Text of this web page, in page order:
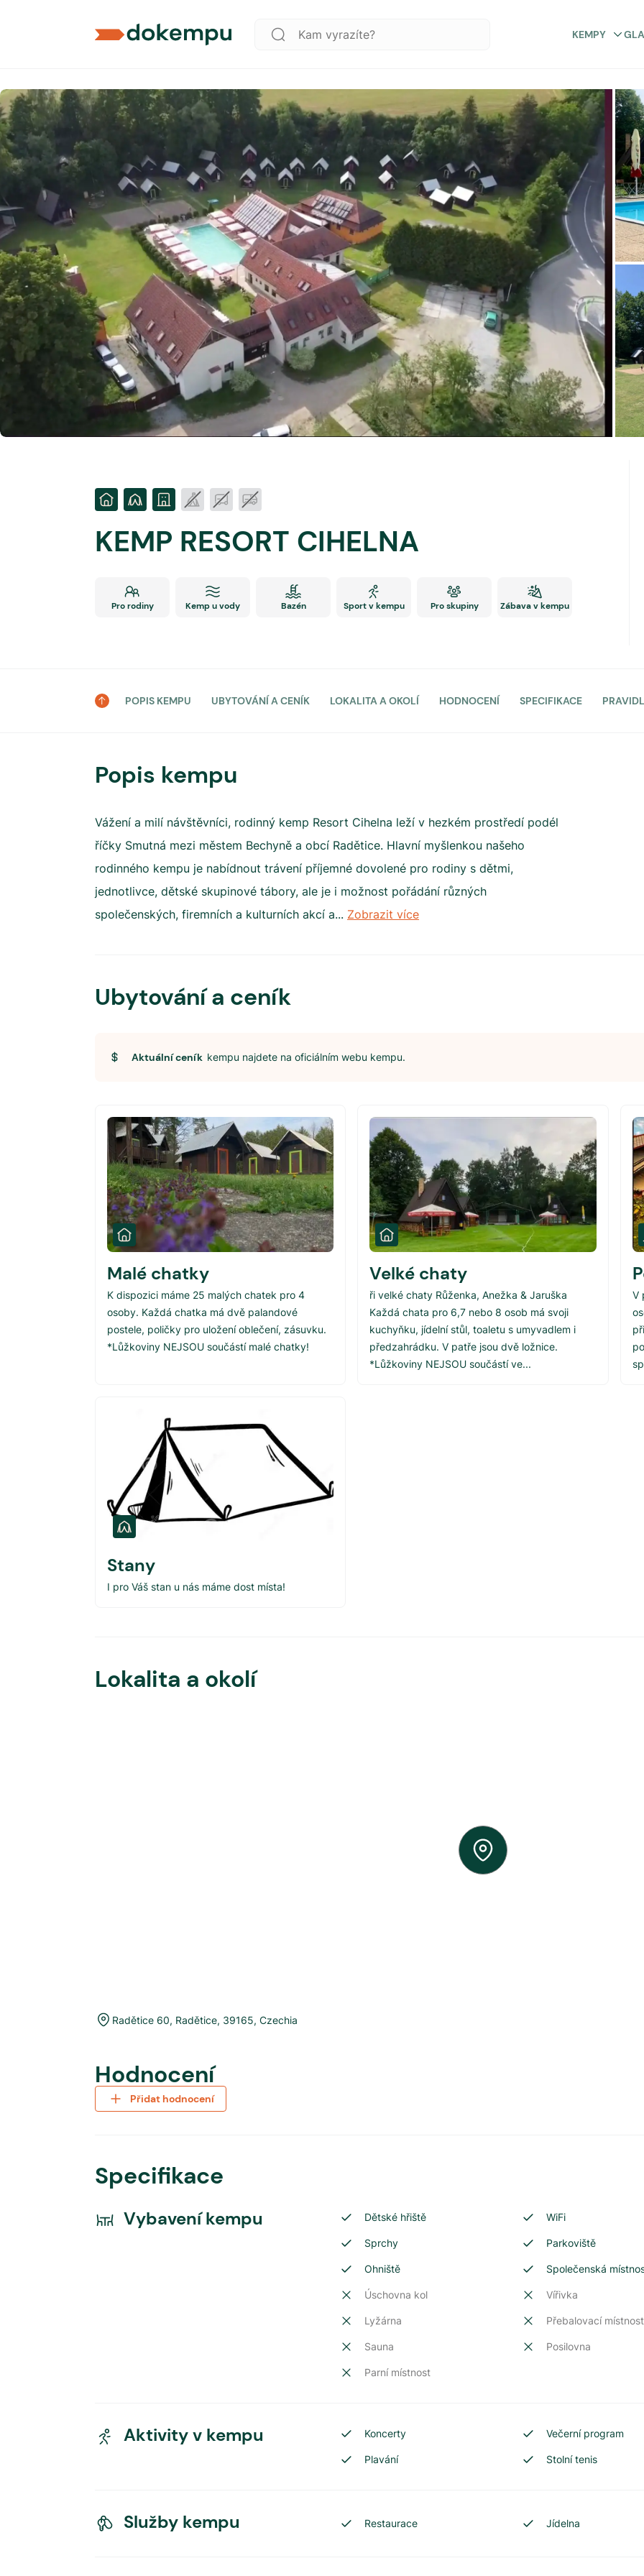
KEMPY
KEMP RESORT CIHELNA
Pro rodiny Kemp u vody Bazén Sport v kempu Pro skupiny Zábava v kempu
POPIS KEMPU UBYTOVÁNÍ A CENÍK LOKALITA A OKOLÍ HODNOCENÍ SPECIFIKACE
Popis kempu
Vážení a milí návštěvníci, rodinný kemp Resort Cihelna leží v hezkém prostředí podél
říčky Smutná mezi městem Bechyně a obcí Radětice. Hlavní myšlenkou našeho
rodinného kempu je nabídnout trávení příjemné dovolené pro rodiny s dětmi,
jednotlivce, dětské skupinové tábory, ale je i možnost pořádání různých
společenských, firemních a kulturních akcí a... Zobrazit více
Ubytování a ceník
Aktuální ceník kempu najdete na oficiálním webu kempu.
Malé chatky
K dispozici máme 25 malých chatek pro 4
osoby. Každá chatka má dvě palandové
postele, poličky pro uložení oblečení, zásuvku.
*Lůžkoviny NEJSOU součástí malé chatky!
Velké chaty
ři velké chaty Růženka, Anežka & Jaruška
Každá chata pro 6,7 nebo 8 osob má svoji
kuchyňku, jídelní stůl, toaletu s umyvadlem i
předzahrádku. V patře jsou dvě ložnice.
*Lůžkoviny NEJSOU součástí ve...
V
Stany
I pro Váš stan u nás máme dost místa!
Lokalita a okolí
Radětice 60, Radětice, 39165, Czechia
Hodnocení
Přidat hodnocení
Specifikace
Vybavení kempu Dětské hřiště WiFi
Sprchy Parkoviště
Ohniště Společenská
Úschovna kol Vířivka
Lyžárna Přebalovací místnost
Sauna Posilovna
Parní místnost
Aktivity v kempu Koncerty Večerní program
Plavání Stolní tenis
Služby kempu Restaurace Jídelna